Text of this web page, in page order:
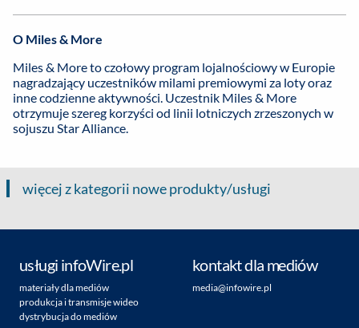
O Miles & More
Miles & More to czołowy program lojalnościowy w Europie
nagradzający uczestników milami premiowymi za loty oraz
inne codzienne aktywności. Uczestnik Miles & More
otrzymuje szereg korzyści od linii lotniczych zrzeszonych w
sojuszu Star Alliance.
więcej z kategorii nowe produkty/usługi
usługi infoWire.pl
materiały dla mediów
produkcja i transmisje wideo
dystrybucja do mediów
kontakt dla mediów
media@infowire.pl